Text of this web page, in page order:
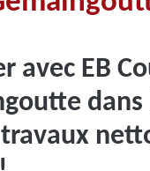
avec EB
dans